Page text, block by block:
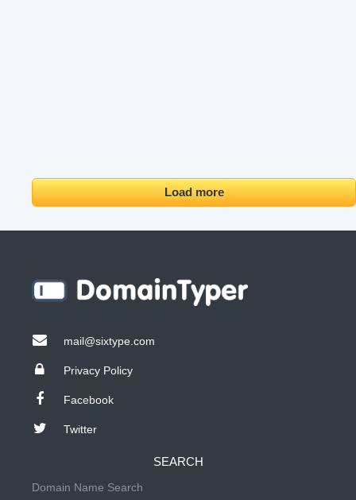
Load more
mail@sixtype.com
Privacy Policy
Facebook
Twitter
SEARCH
Domain Name Search